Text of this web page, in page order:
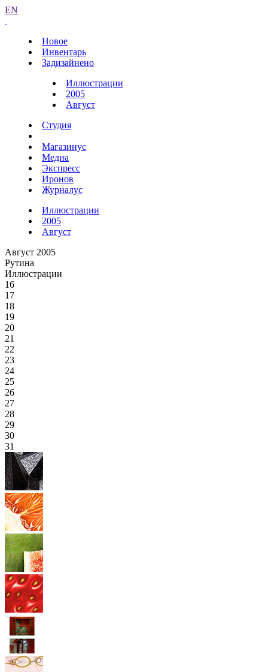
EN
Новое
Инвентарь
Задизайнено
Иллюстрации
2005
Август
Студия
Магазинус
Медиа
Экспресс
Иронов
Журналус
Иллюстрации
2005
Август
Август 2005
Рутина
Иллюстрации
16
17
18
19
20
21
22
23
24
25
26
27
28
29
30
31